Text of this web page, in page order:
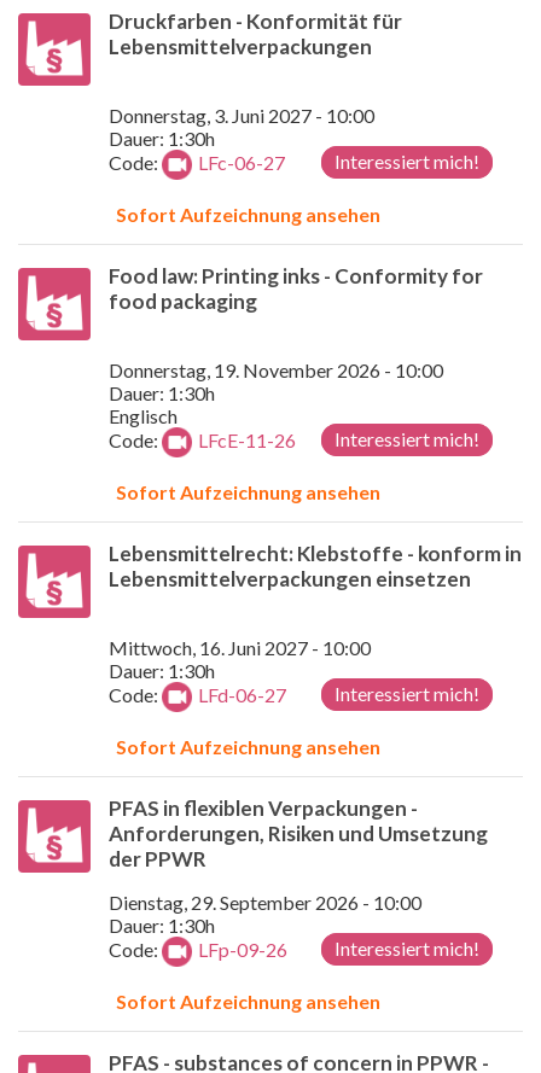
Druckfarben - Konformität für
Lebensmittelverpackungen
Donnerstag, 3. Juni 2027 - 10:00
Dauer: 1:30h
Interessiert mich!
Code: LFc-06-27
Sofort Aufzeichnung ansehen
Food law: Printing inks - Conformity for
food packaging
Donnerstag, 19. November 2026 - 10:00
Dauer: 1:30h
Englisch
Interessiert mich!
Code: LFcE-11-26
Sofort Aufzeichnung ansehen
Lebensmittelrecht: Klebstoffe - konform in
Lebensmittelverpackungen einsetzen
Mittwoch, 16. Juni 2027 - 10:00
Dauer: 1:30h
Interessiert mich!
Code: LFd-06-27
Sofort Aufzeichnung ansehen
PFAS in flexiblen Verpackungen -
Anforderungen, Risiken und Umsetzung
der PPWR
Dienstag, 29. September 2026 - 10:00
Dauer: 1:30h
Interessiert mich!
Code: LFp-09-26
Sofort Aufzeichnung ansehen
PFAS - substances of concern in PPWR -